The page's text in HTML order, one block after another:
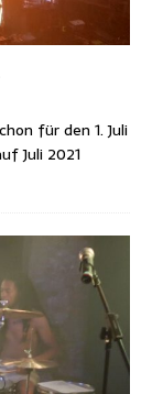
für den 1. Juli
Juli 2021